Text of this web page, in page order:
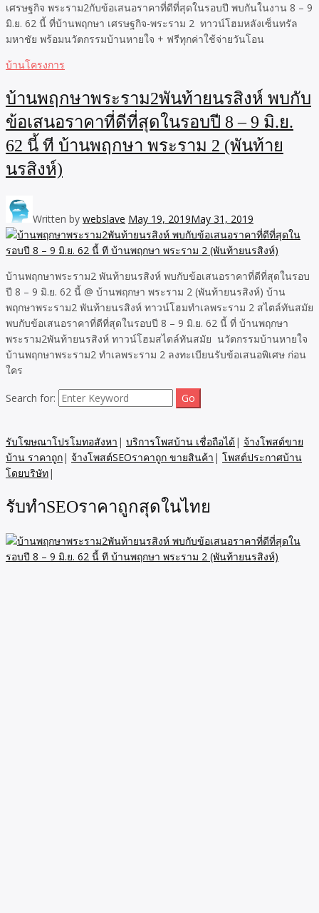
เศรษฐกิจ พระราม2กับข้อเสนอราคาที่ดีที่สุดในรอบปี พบกันในงาน 8 – 9
มิ.ย. 62 นี้ ที่บ้านพฤกษา เศรษฐกิจ-พระราม 2 ทาวน์โฮมหลังเซ็นทรัล
มหาชัย พร้อมนวัตกรรมบ้านหายใจ + ฟรีทุกค่าใช้จ่ายวันโอน
บ้านโครงการ
บ้านพฤกษาพระราม2พันท้ายนรสิงห์ พบกับ
ข้อเสนอราคาที่ดีที่สุดในรอบปี 8 – 9 มิ.ย.
62 นี้ ที บ้านพฤกษา พระราม 2 (พันท้าย
นรสิงห์)
Written by webslave May 19, 2019May 31, 2019
บ้านพฤกษาพระราม2 พันท้ายนรสิงห์ พบกับข้อเสนอราคาที่ดีที่สุดในรอบ
ปี 8 – 9 มิ.ย. 62 นี้ @ บ้านพฤกษา พระราม 2 (พันท้ายนรสิงห์) บ้าน
พฤกษาพระราม2 พันท้ายนรสิงห์ ทาวน์โฮมทำเลพระราม 2 สไตล์ทันสมัย
พบกับข้อเสนอราคาที่ดีที่สุดในรอบปี 8 – 9 มิ.ย. 62 นี้ ที่ บ้านพฤกษา
พระราม2พันท้ายนรสิงห์ ทาวน์โฮมสไตล์ทันสมัย นวัตกรรมบ้านหายใจ
บ้านพฤกษาพระราม2 ทำเลพระราม 2 ลงทะเบียนรับข้อเสนอพิเศษ ก่อน
ใคร
Search for:
รับโฆษณาโปรโมทอสังหา | บริการโพสบ้าน เชื่อถือได้| จ้างโพสต์ขาย
บ้าน ราคาถูก| จ้างโพสต์SEOราคาถูก ขายสินค้า | โพสต์ประกาศบ้าน
โดยบริษัท|
รับทำSEOราคาถูกสุดในไทย